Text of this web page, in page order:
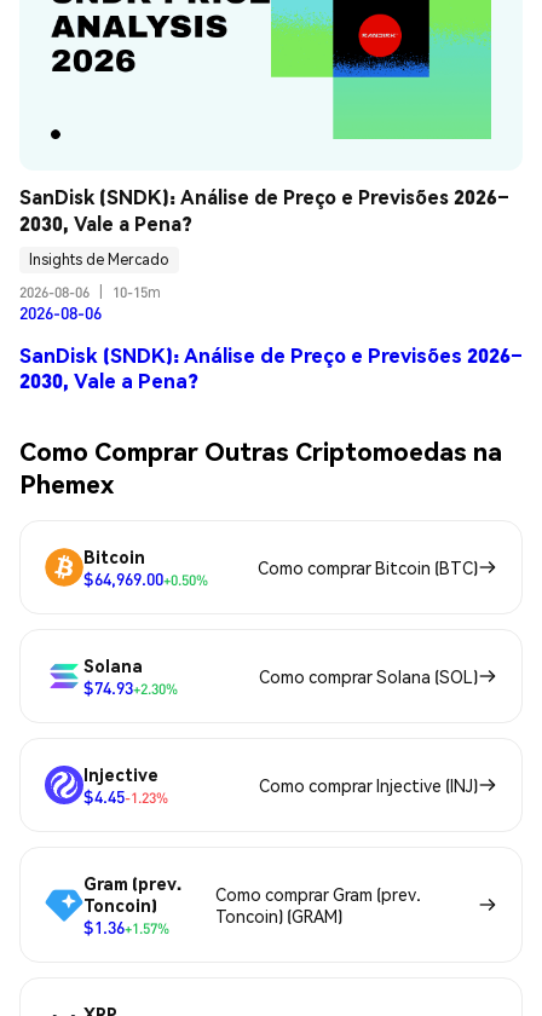
SanDisk (SNDK): Análise de Preço e Previsões 2026–
2030, Vale a Pena?
Insights de Mercado
2026-08-06
10-15m
2026-08-06
SanDisk (SNDK): Análise de Preço e Previsões 2026–
2030, Vale a Pena?
Como Comprar Outras Criptomoedas na
Phemex
Bitcoin
$64,969.00+0.50%
Como comprar Bitcoin (BTC)
Solana
$74.93+2.30%
Como comprar Solana (SOL)
Injective
$4.45-1.23%
Como comprar Injective (INJ)
Gram (prev.
Toncoin)
$1.36+1.57%
Como comprar Gram (prev.
Toncoin) (GRAM)